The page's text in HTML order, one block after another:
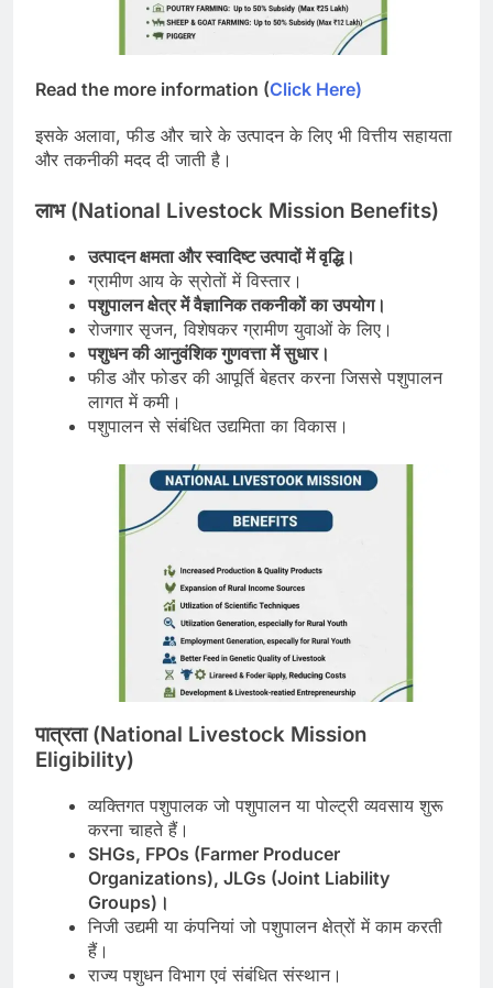
Read the more information (Click Here)
इसके अलावा, फीड और चारे के उत्पादन के लिए भी वित्तीय सहायता
और तकनीकी मदद दी जाती है।
लाभ (National Livestock Mission Benefits)
उत्पादन क्षमता और स्वादिष्ट उत्पादों में वृद्धि।
ग्रामीण आय के स्रोतों में विस्तार।
पशुपालन क्षेत्र में वैज्ञानिक तकनीकों का उपयोग।
रोजगार सृजन, विशेषकर ग्रामीण युवाओं के लिए।
पशुधन की आनुवंशिक गुणवत्ता में सुधार।
फीड और फोडर की आपूर्ति बेहतर करना जिससे पशुपालन
लागत में कमी।
पशुपालन से संबंधित उद्यमिता का विकास।
पात्रता (National Livestock Mission
Eligibility)
व्यक्तिगत पशुपालक जो पशुपालन या पोल्ट्री व्यवसाय शुरू
करना चाहते हैं।
SHGs, FPOs (Farmer Producer
Organizations), JLGs (Joint Liability
Groups) ।
निजी उद्यमी या कंपनियां जो पशुपालन क्षेत्रों में काम करती
हैं।
राज्य पशुधन विभाग एवं संबंधित संस्थान।